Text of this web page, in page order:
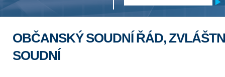
OBČANSKÝ SOUDNÍ ŘÁD,
SOUDNÍ